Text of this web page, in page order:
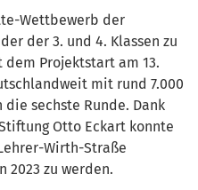
Wettbewerb der
der 3. und 4. Klassen zu
Projektstart am 13.
mit rund 7.000
sechste Runde. Dank
Otto Eckart konnte
Wirth-Straße
2023 zu werden.